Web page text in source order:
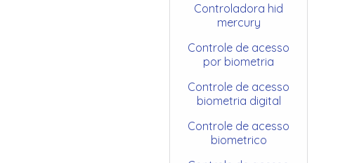
Controladora hid
mercury
Controle de acesso
por biometria
Controle de acesso
biometria digital
Controle de acesso
biometrico